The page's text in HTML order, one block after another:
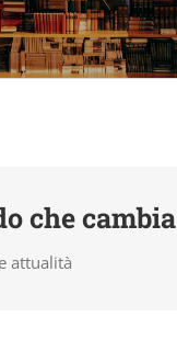
che cambia
attualità